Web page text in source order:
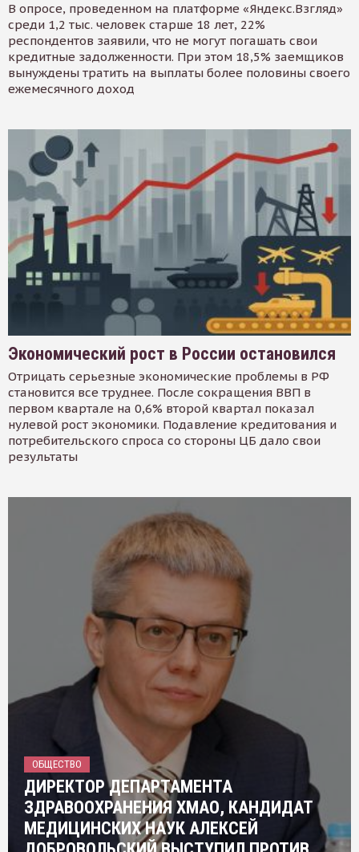
В опросе, проведенном на платформе «Яндекс.Взгляд»
среди 1,2 тыс. человек старше 18 лет, 22%
респондентов заявили, что не могут погашать свои
кредитные задолженности. При этом 18,5% заемщиков
вынуждены тратить на выплаты более половины своего
ежемесячного доход
Экономический рост в России остановился
Отрицать серьезные экономические проблемы в РФ
становится все труднее. После сокращения ВВП в
первом квартале на 0,6% второй квартал показал
нулевой рост экономики. Подавление кредитования и
потребительского спроса со стороны ЦБ дало свои
результаты
ОБЩЕСТВО
ДИРЕКТОР ДЕПАРТАМЕНТА
ЗДРАВООХРАНЕНИЯ ХМАО, КАНДИДАТ
МЕДИЦИНСКИХ НАУК АЛЕКСЕЙ